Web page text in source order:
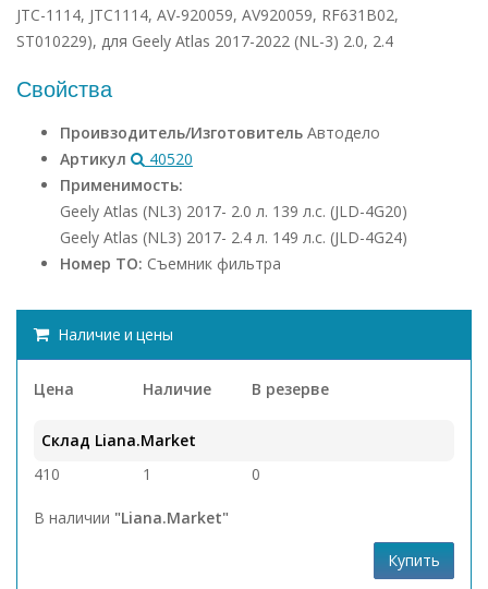
JTC-1114, JTC1114, AV-920059, AV920059, RF631B02,
ST010229), для Geely Atlas 2017-2022 (NL-3) 2.0, 2.4
Свойства
Проивзодитель/Изготовитель Автодело
Артикул
40520
Применимость:
Geely Atlas (NL3) 2017- 2.0 л. 139 л.с. (JLD-4G20)
Geely Atlas (NL3) 2017- 2.4 л. 149 л.с. (JLD-4G24)
Номер ТО: Съемник фильтра
Наличие и цены
Цена Наличие В резерве
Склад Liana.Market
410
1 0
В наличии "Liana.Market"
Купить